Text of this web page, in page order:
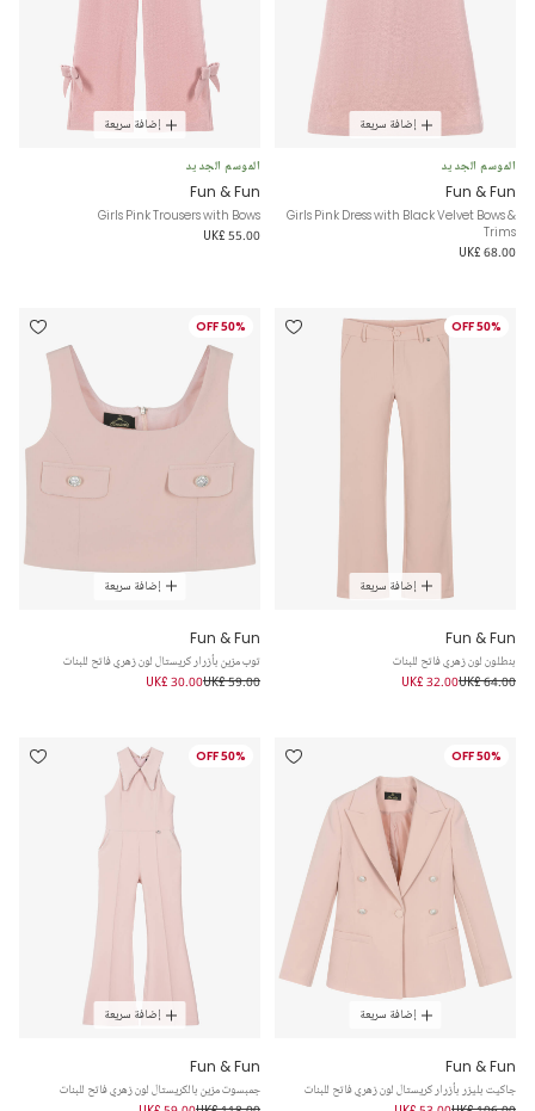
إضافة سريعة
الموسم الجديد
Fun & Fun
Girls Pink Dress with Black Velvet Bows &
Trims
UK£ 68.00
إضافة سريعة
الموسم الجديد
Fun & Fun
Girls Pink Trousers with Bows
UK£ 55.00
50% OFF
إضافة سريعة
Fun & Fun
بنطلون لون زهري فاتح للبنات
UK£ 64.00
UK£ 32.00
50% OFF
إضافة سريعة
Fun & Fun
توب مزين بأزرار كريستال لون زهري فاتح للبنات
UK£ 59.00
UK£ 30.00
50% OFF
إضافة سريعة
Fun & Fun
جاكيت بليزر بأزرار كريستال لون زهري فاتح للبنات
50% OFF
إضافة سريعة
Fun & Fun
جمبسوت مزين بالكريستال لون زهري فاتح للبنات